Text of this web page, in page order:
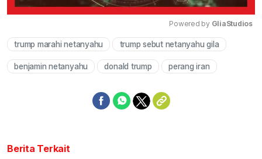
Mute
Powered by GliaStudios
trump marahi netanyahu trump sebut netanyahu gila
benjamin netanyahu donald trump perang iran
Berita Terkait